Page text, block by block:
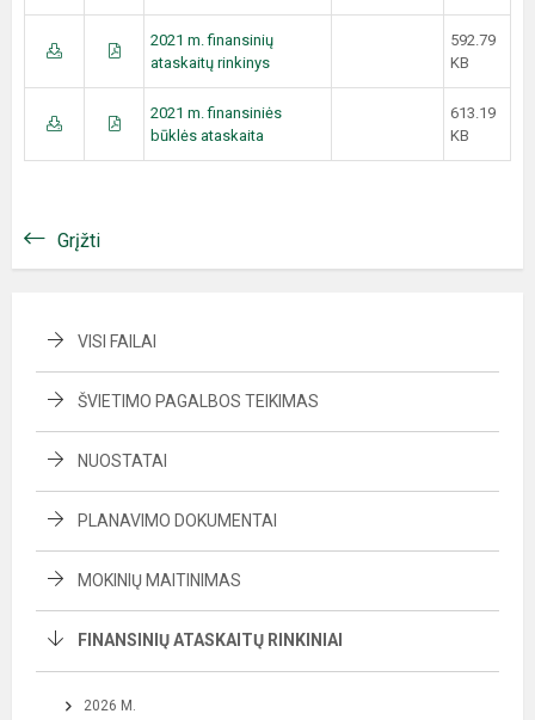
2021 m. finansinių
ataskaitų rinkinys
592.79
KB
2021 m. finansiniės
būklės ataskaita
613.19
KB
Grįžti
VISI FAILAI
ŠVIETIMO PAGALBOS TEIKIMAS
NUOSTATAI
PLANAVIMO DOKUMENTAI
MOKINIŲ MAITINIMAS
FINANSINIŲ ATASKAITŲ RINKINIAI
2026 M.